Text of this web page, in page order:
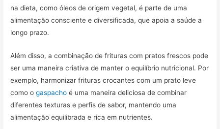
na dieta, como óleos de origem vegetal, é parte de uma
alimentação consciente e diversificada, que apoia a saúde a
longo prazo.
Além disso, a combinação de frituras com pratos frescos pode
ser uma maneira criativa de manter o equilíbrio nutricional. Por
exemplo, harmonizar frituras crocantes com um prato leve
como ogaspacho é uma maneira deliciosa de combinar
diferentes texturas e perfis de sabor, mantendo uma
alimentação equilibrada e rica em nutrientes.